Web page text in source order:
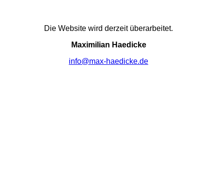
Die Website wird derzeit überarbeitet.
Maximilian Haedicke
info@max-haedicke.de